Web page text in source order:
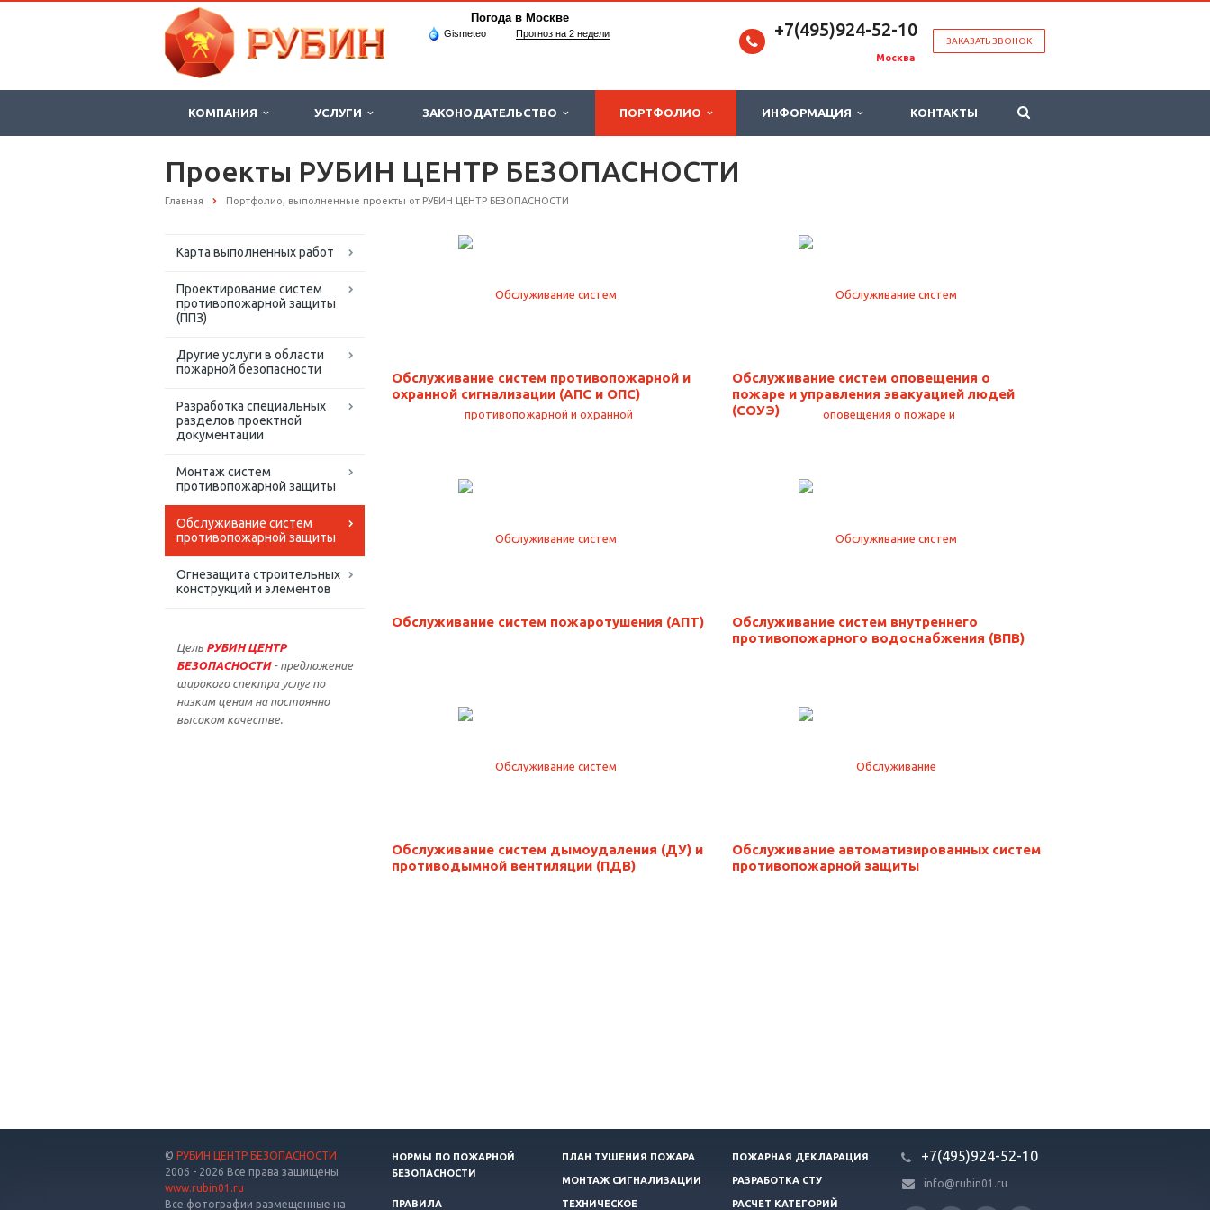
Погода в Москве
Gismeteo Прогноз на 2 недели
ЗАКАЗАТЬ ЗВОНОК
+7(495)924-52-10
Москва
КОМПАНИЯ УСЛУГИ ЗАКОНОДАТЕЛЬСТВО ПОРТФОЛИО ИНФОРМАЦИЯ КОНТАКТЫ
Проекты РУБИН ЦЕНТР БЕЗОПАСНОСТИ
Главная Портфолио, выполненные проекты от РУБИН ЦЕНТР БЕЗОПАСНОСТИ
Карта выполненных работ
Проектирование систем
противопожарной защиты
(ППЗ)
Другие услуги в области
пожарной безопасности
Разработка специальных
разделов проектной
документации
Монтаж систем
противопожарной защиты
Обслуживание систем
противопожарной защиты
Огнезащита строительных
конструкций и элементов
Цель РУБИН ЦЕНТР
БЕЗОПАСНОСТИ - предложение
широкого спектра услуг по
низким ценам на постоянно
высоком качестве.
Обслуживание систем противопожарной и
охранной сигнализации (АПС и ОПС)
Обслуживание систем оповещения о
пожаре и управления эвакуацией людей
(СОУЭ)
Обслуживание систем пожаротушения (АПТ)
Обслуживание систем внутреннего
противопожарного водоснабжения (ВПВ)
Обслуживание систем дымоудаления (ДУ) и
противодымной вентиляции (ПДВ)
Обслуживание автоматизированных систем
противопожарной защиты
© РУБИН ЦЕНТР БЕЗОПАСНОСТИ
2006 - 2026 Все права защищены
www.rubin01.ru
Все фотографии размещенные на
НОРМЫ ПО ПОЖАРНОЙ
БЕЗОПАСНОСТИ
ПЛАН ТУШЕНИЯ ПОЖАРА ПОЖАРНАЯ ДЕКЛАРАЦИЯ
МОНТАЖ СИГНАЛИЗАЦИИ РАЗРАБОТКА СТУ
ПРАВИЛА ТЕХНИЧЕСКОЕ РАСЧЕТ КАТЕГОРИЙ
+7(495)924-52-10
info@rubin01.ru